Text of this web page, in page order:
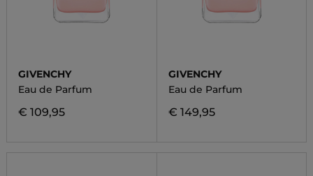
GIVENCHY
Eau de Parfum
€ 109,95
GIVENCHY
Eau de Parfum
€ 149,95